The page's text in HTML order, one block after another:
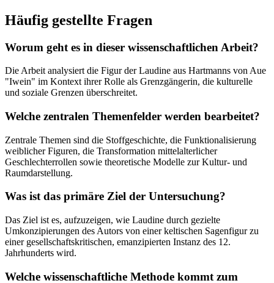
Häufig gestellte Fragen
Worum geht es in dieser wissenschaftlichen Arbeit?
Die Arbeit analysiert die Figur der Laudine aus Hartmanns von Aue
"Iwein" im Kontext ihrer Rolle als Grenzgängerin, die kulturelle
und soziale Grenzen überschreitet.
Welche zentralen Themenfelder werden bearbeitet?
Zentrale Themen sind die Stoffgeschichte, die Funktionalisierung
weiblicher Figuren, die Transformation mittelalterlicher
Geschlechterrollen sowie theoretische Modelle zur Kultur- und
Raumdarstellung.
Was ist das primäre Ziel der Untersuchung?
Das Ziel ist es, aufzuzeigen, wie Laudine durch gezielte
Umkonzipierungen des Autors von einer keltischen Sagenfigur zu
einer gesellschaftskritischen, emanzipierten Instanz des 12.
Jahrhunderts wird.
Welche wissenschaftliche Methode kommt zum